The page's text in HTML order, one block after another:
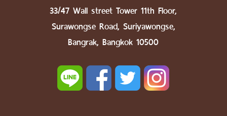
33/47 Wall street Tower 11th Floor,
Surawongse Road, Suriyawongse,
Bangrak, Bangkok 10500